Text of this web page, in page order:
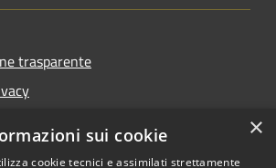
trasparente
accessibilità
×
sui cookie
cookie tecnici e assimilati strettamente